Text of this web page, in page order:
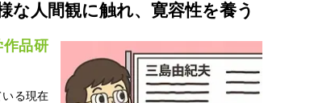
な人間観に触れ、寛容性を養う
品研
る現在